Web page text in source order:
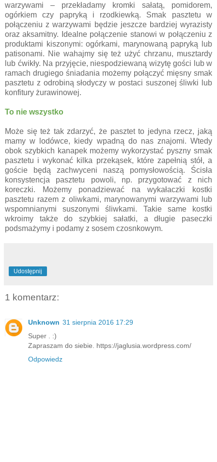
warzywami – przekładamy kromki sałatą, pomidorem,
ogórkiem czy papryką i rzodkiewką. Smak pasztetu w
połączeniu z warzywami będzie jeszcze bardziej wyrazisty
oraz aksamitny. Idealne połączenie stanowi w połączeniu z
produktami kiszonymi: ogórkami, marynowaną papryką lub
patisonami. Nie wahajmy się też użyć chrzanu, musztardy
lub ćwikły. Na przyjęcie, niespodziewaną wizytę gości lub w
ramach drugiego śniadania możemy połączyć mięsny smak
pasztetu z odrobiną słodyczy w postaci suszonej śliwki lub
konfitury żurawinowej.
To nie wszystko
Może się też tak zdarzyć, że pasztet to jedyna rzecz, jaką
mamy w lodówce, kiedy wpadną do nas znajomi. Wtedy
obok szybkich kanapek możemy wykorzystać pyszny smak
pasztetu i wykonać kilka przekąsek, które zapełnią stół, a
goście będą zachwyceni naszą pomysłowością. Ścisła
konsystencja pasztetu powoli, np. przygotować z nich
koreczki. Możemy ponadziewać na wykałaczki kostki
pasztetu razem z oliwkami, marynowanymi warzywami lub
wspomnianymi suszonymi śliwkami. Takie same kostki
wkroimy także do szybkiej sałatki, a długie paseczki
podsmażymy i podamy z sosem czosnkowym.
Udostępnij
1 komentarz:
Unknown 31 sierpnia 2016 17:29
Super . :)
Zapraszam do siebie. https://jaglusia.wordpress.com/
Odpowiedz